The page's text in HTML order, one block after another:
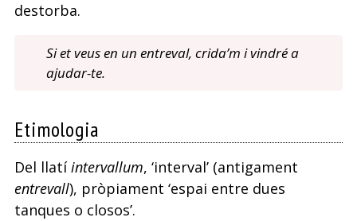
destorba.
Si et veus en un entreval, crida’m i vindré a
ajudar-te.
Etimologia
Del llatíintervallum, ‘interval’ (antigament
entrevall), pròpiament ‘espai entre dues
tanques o closos’.